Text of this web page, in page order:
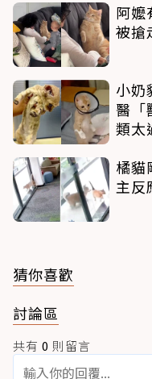
阿嬤
被搶
小奶
醫「
類太
橘貓
主反
猜你喜歡
討論區
共有 0 則留言